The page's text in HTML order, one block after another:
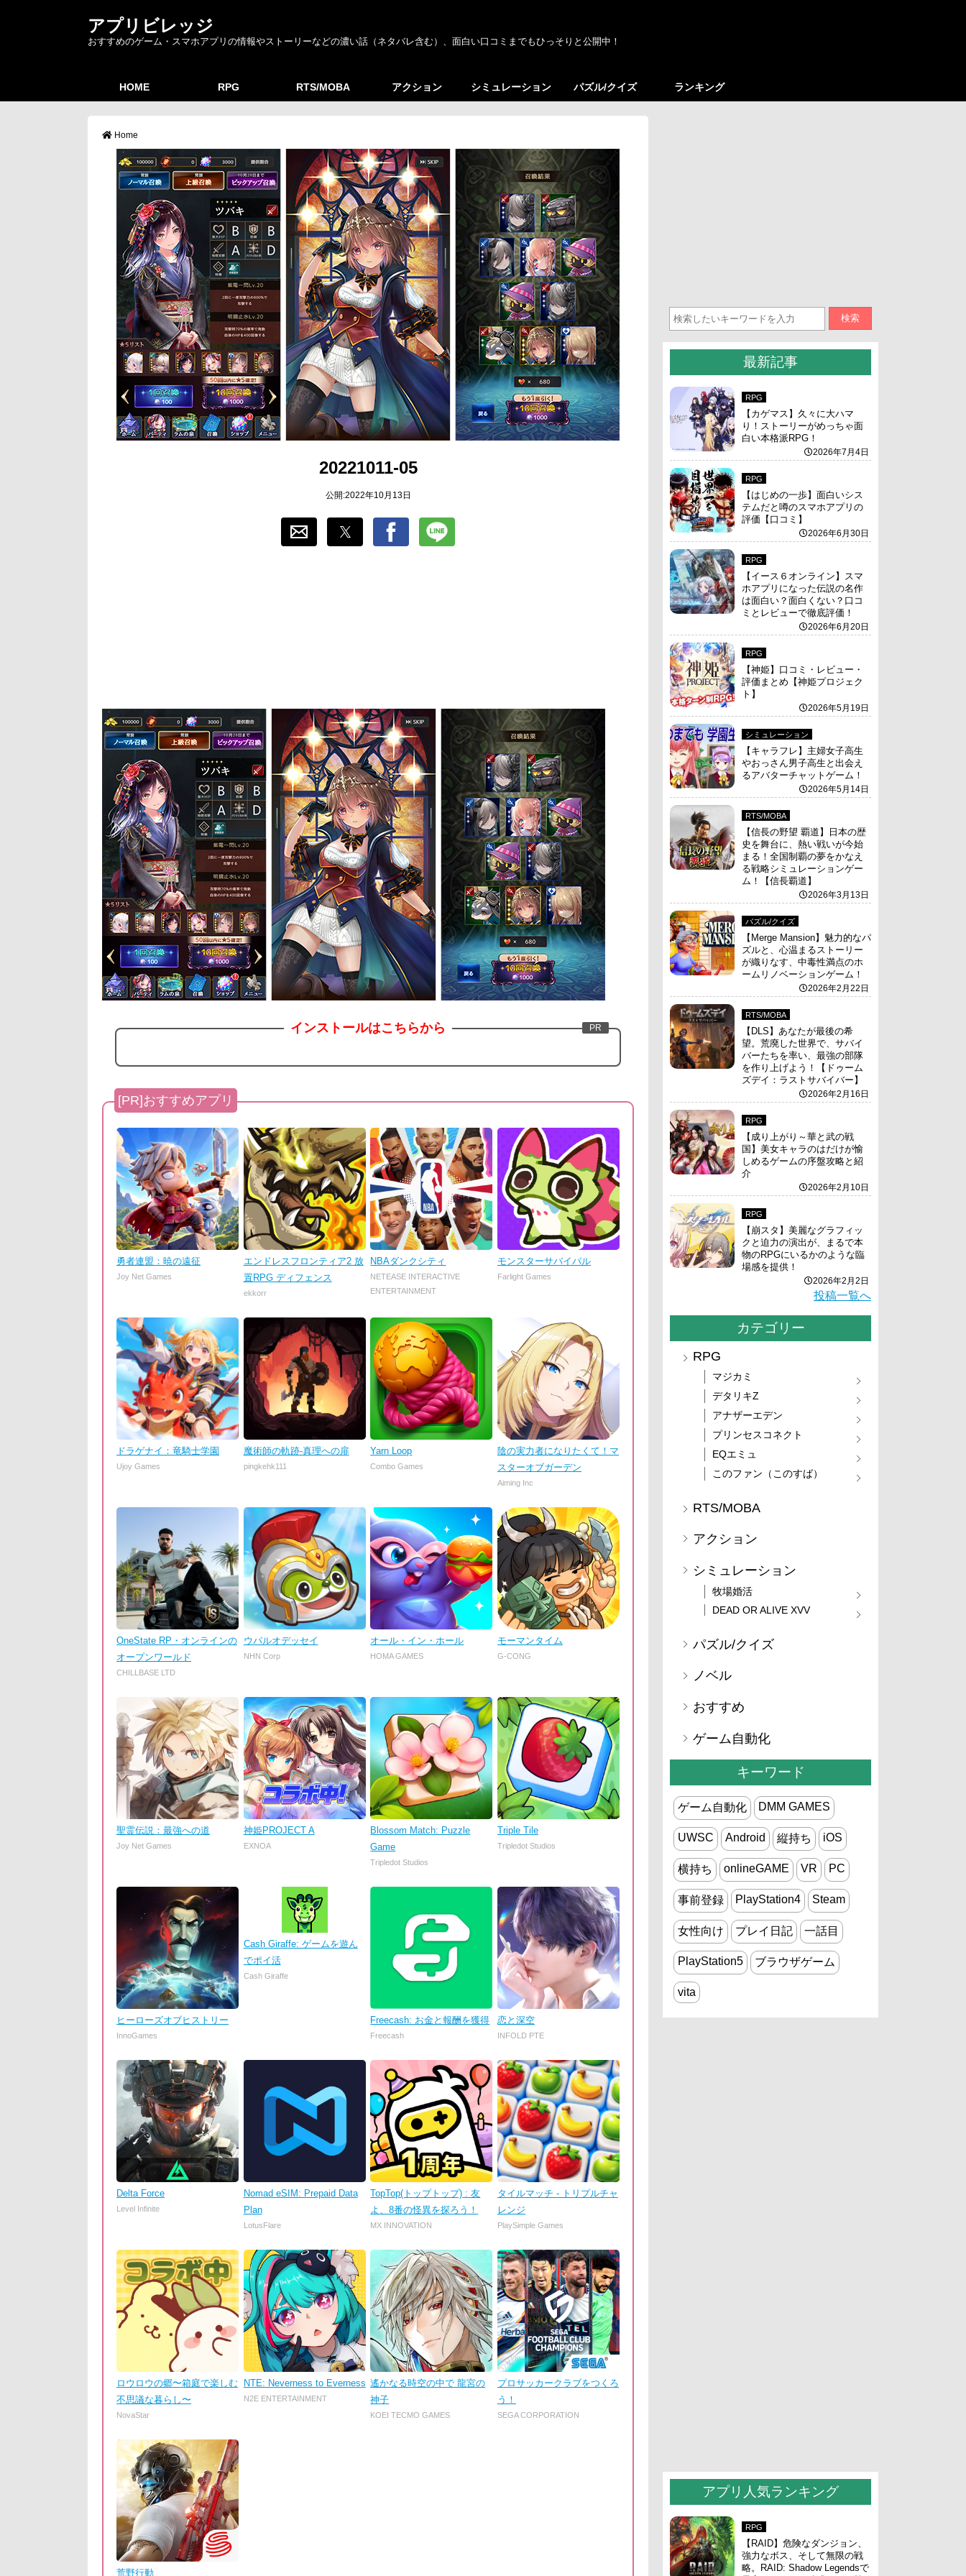
アプリビレッジ
おすすめのゲーム・スマホアプリの情報やストーリーなどの濃い話（ネタバレ含む）、面白い口コミまでもひっそりと公開中！
HOME RPG RTS/MOBA アクション シミュレーション パズル/クイズ ランキング
Home
20221011-05
公開:2022年10月13日
インストールはこちらから
勇者連盟：暁の遠征
Joy Net Games
エンドレスフロンティア2 放
置RPG ディフェンス
ekkorr
NBAダンクシティ
NETEASE INTERACTIVE
ENTERTAINMENT
モンスターサバイバル
Farlight Games
ドラゲナイ：竜騎士学園
Ujoy Games
魔術師の軌跡-真理への扉
pingkehk111
Yarn Loop
Combo Games
陰の実力者になりたくて！マ
スターオブガーデン
Aiming Inc
OneState RP・オンラインの
オープンワールド
CHILLBASE LTD
ウパルオデッセイ
NHN Corp
オール・イン・ホール
HOMA GAMES
モーマンタイム
G-CONG
聖霊伝説：最強への道
Joy Net Games
神姫PROJECT A
EXNOA
Blossom Match: Puzzle
Game
Tripledot Studios
Triple Tile
Tripledot Studios
ヒーローズオブヒストリー
InnoGames
Cash Giraffe: ゲームを遊ん
でポイ活
Cash Giraffe
Freecash: お金と報酬を獲得
Freecash
恋と深空
INFOLD PTE
Delta Force
Level Infinite
Nomad eSIM: Prepaid Data
Plan
LotusFlare
TopTop(トップトップ) : 友
よ、8番の怪異を探ろう！
MX INNOVATION
タイルマッチ - トリプルチャ
レンジ
PlaySimple Games
ロウロウの郷〜箱庭で楽しむ
不思議な暮らし〜
NovaStar
NTE: Neverness to Everness
N2E ENTERTAINMENT
遙かなる時空の中で 龍宮の
神子
KOEI TECMO GAMES
プロサッカークラブをつくろ
う！
SEGA CORPORATION
荒野行動
検索
最新記事
RPG
【カゲマス】久々に大ハマ
り！ストーリーがめっちゃ面
白い本格派RPG！
2026年7月4日
RPG
【はじめの一歩】面白いシス
テムだと噂のスマホアプリの
評価【口コミ】
2026年6月30日
RPG
【イース６オンライン】スマ
ホアプリになった伝説の名作
は面白い？面白くない？口コ
ミとレビューで徹底評価！
2026年6月20日
RPG
【神姫】口コミ・レビュー・
評価まとめ【神姫プロジェク
ト】
2026年5月19日
シミュレーション
【キャラフレ】主婦女子高生
やおっさん男子高生と出会え
るアバターチャットゲーム！
2026年5月14日
RTS/MOBA
【信長の野望 覇道】日本の歴
史を舞台に、熱い戦いが今始
まる！全国制覇の夢をかなえ
る戦略シミュレーションゲー
ム！【信長覇道】
2026年3月13日
パズル/クイズ
【Merge Mansion】魅力的なパ
ズルと、心温まるストーリー
が織りなす、中毒性満点のホ
ームリノベーションゲーム！
2026年2月22日
RTS/MOBA
【DLS】あなたが最後の希
望。荒廃した世界で、サバイ
バーたちを率い、最強の部隊
を作り上げよう！【ドゥーム
ズデイ：ラストサバイバー】
2026年2月16日
RPG
【成り上がり～華と武の戦
国】美女キャラのはだけが愉
しめるゲームの序盤攻略と紹
介
2026年2月10日
RPG
【崩スタ】美麗なグラフィッ
クと迫力の演出が、まるで本
物のRPGにいるかのような臨
場感を提供！
2026年2月2日
投稿一覧へ
カテゴリー
RPG
マジカミ
デタリキZ
アナザーエデン
プリンセスコネクト
EQエミュ
このファン（このすば）
RTS/MOBA
アクション
シミュレーション
牧場婚活
DEAD OR ALIVE XVV
パズル/クイズ
ノベル
おすすめ
ゲーム自動化
キーワード
ゲーム自動化 DMM GAMES
UWSC Android 縦持ち iOS
横持ち onlineGAME VR PC
事前登録 PlayStation4 Steam
女性向け プレイ日記 一話目
PlayStation5 ブラウザゲーム
vita
アプリ人気ランキング
RPG
【RAID】危険なダンジョン、
強力なボス、そして無限の戦
略。RAID: Shadow Legendsで